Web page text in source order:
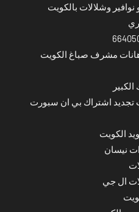
وشلالات بالكويت
مشرف صباغ الكويت
تجديد اشتراك بي ان سبورت
الكويت
نيسان
ال جي